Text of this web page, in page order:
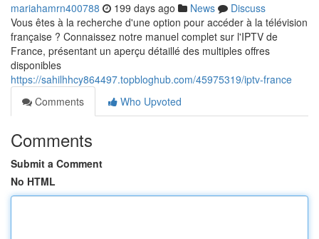
mariahamrn400788 199 days ago News
Discuss
Vous êtes à la recherche d'une option pour accéder à la télévision
française ? Connaissez notre manuel complet sur l'IPTV de
France, présentant un aperçu détaillé des multiples offres
disponibles
https://sahilhhcy864497.topbloghub.com/45975319/iptv-france
Comments
Who Upvoted
Comments
Submit a Comment
No HTML